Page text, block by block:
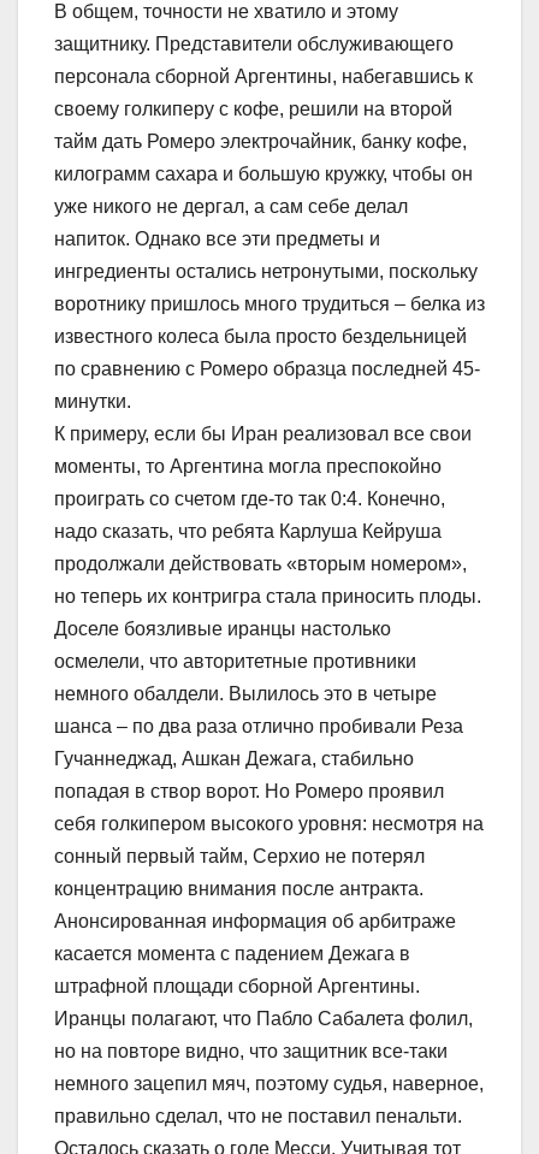
В общем, точности не хватило и этому
защитнику. Представители обслуживающего
персонала сборной Аргентины, набегавшись к
своему голкиперу с кофе, решили на второй
тайм дать Ромеро электрочайник, банку кофе,
килограмм сахара и большую кружку, чтобы он
уже никого не дергал, а сам себе делал
напиток. Однако все эти предметы и
ингредиенты остались нетронутыми, поскольку
воротнику пришлось много трудиться – белка из
известного колеса была просто бездельницей
по сравнению с Ромеро образца последней 45-
минутки.
К примеру, если бы Иран реализовал все свои
моменты, то Аргентина могла преспокойно
проиграть со счетом где-то так 0:4. Конечно,
надо сказать, что ребята Карлуша Кейруша
продолжали действовать «вторым номером»,
но теперь их контригра стала приносить плоды.
Доселе боязливые иранцы настолько
осмелели, что авторитетные противники
немного обалдели. Вылилось это в четыре
шанса – по два раза отлично пробивали Реза
Гучаннеджад, Ашкан Дежага, стабильно
попадая в створ ворот. Но Ромеро проявил
себя голкипером высокого уровня: несмотря на
сонный первый тайм, Серхио не потерял
концентрацию внимания после антракта.
Анонсированная информация об арбитраже
касается момента с падением Дежага в
штрафной площади сборной Аргентины.
Иранцы полагают, что Пабло Сабалета фолил,
но на повторе видно, что защитник все-таки
немного зацепил мяч, поэтому судья, наверное,
правильно сделал, что не поставил пенальти.
Осталось сказать о голе Месси. Учитывая тот